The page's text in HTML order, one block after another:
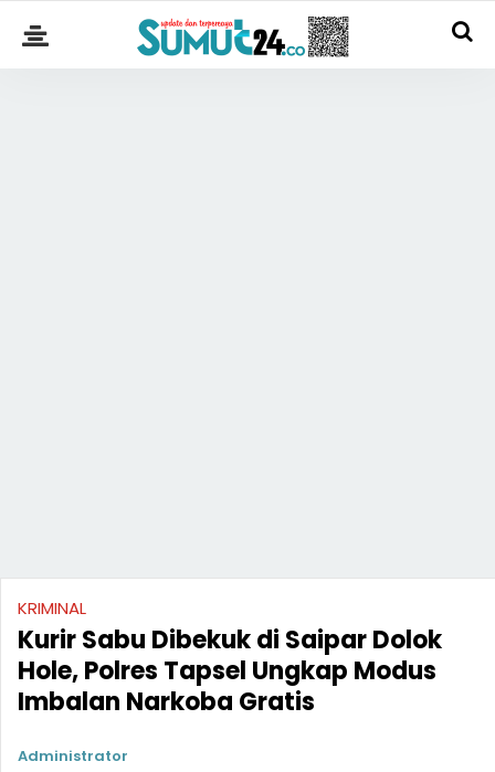
KRIMINAL
Kurir Sabu Dibekuk di Saipar Dolok
Hole, Polres Tapsel Ungkap Modus
Imbalan Narkoba Gratis
Administrator